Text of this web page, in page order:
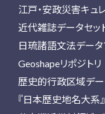
江戸・安政災害キュ
近代雑誌データセッ
日琉諸語文法データ
Geoshapeリポジトリ
歴史的行政区域デー
『日本歴史地名大系